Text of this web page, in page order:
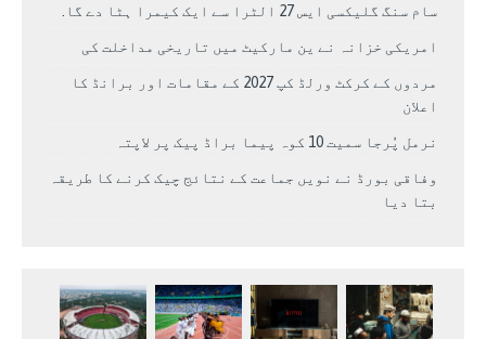
سام سنگ گلیکسی ایس 27 الٹرا سے ایک کیمرا ہٹا دے گا.
امریکی خزانہ نے ین مارکیٹ میں تاریخی مداخلت کی
مردوں کے کرکٹ ورلڈ کپ 2027 کے مقامات اور برانڈ کا
اعلان
نرمل پُرجا سمیت 10 کوہ پیما براڈ پیک پر لاپتہ
وفاقی بورڈ نے نویں جماعت کے نتائج چیک کرنے کا طریقہ
بتا دیا